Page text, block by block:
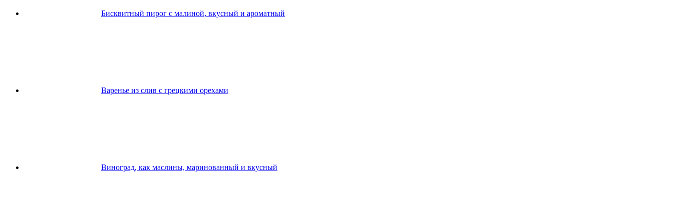
Бисквитный пирог с малиной, вкусный и ароматный
Варенье из слив с грецкими орехами
Виноград, как маслины, маринованный и вкусный